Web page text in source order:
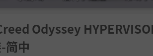
Odyssey
简中